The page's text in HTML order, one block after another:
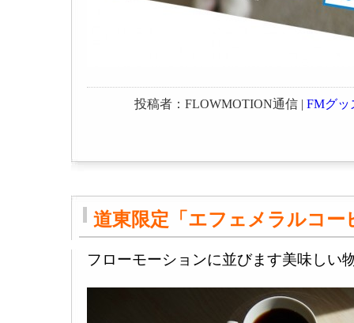
投稿者：FLOWMOTION通信 | FMグッ
道東限定「エフェメラルコー
フローモーションに並びます美味しい